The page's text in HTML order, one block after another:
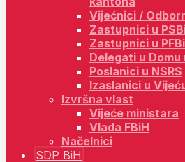
Vijećnici /
Zastupnici u
Zastupnici u
Delegati u Domu
Poslanici u NSRS
Izaslanici u
Izvršna vlast
Vijeće ministara
Vlada FBiH
Načelnici
SDP BiH